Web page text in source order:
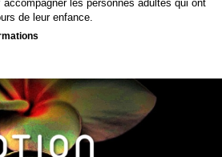
les personnes adultes qui ont
de leur enfance.